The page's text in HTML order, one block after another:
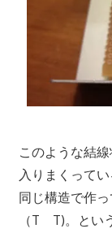
このような結
入りまくって
同じ構造で作
（T T)。とい